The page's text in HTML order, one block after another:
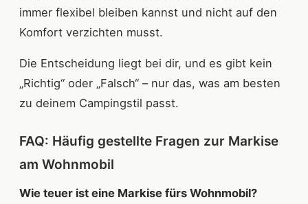
immer flexibel bleiben kannst und nicht auf den
Komfort verzichten musst.
Die Entscheidung liegt bei dir, und es gibt kein
„Richtig“ oder „Falsch“ – nur das, was am besten
zu deinem Campingstil passt.
FAQ: Häufig gestellte Fragen zur Markise
am Wohnmobil
Wie teuer ist eine Markise fürs Wohnmobil?